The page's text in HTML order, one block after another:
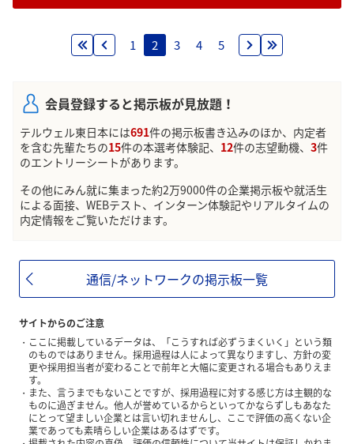
1 2 3 4 5
会員登録すると掲示板が見放題！
テルウェル東日本には691件の掲示板書き込みのほか、内定者
を含む先輩たちの15件の本選考体験記、 12件の志望動機、 3件
のエントリーシートがあります。
その他にみん就に集まった約2万9000件の企業掲示板や就活生
による面接、WEBテスト、インターン体験記やリアルタイムの
内定情報をご覧いただけます。
通信/ネットワークの掲示板一覧
サイトからのご注意
ここに掲載しているデータは、「こうすれば必ずうまくいく」という類
のものではありません。採用過程は人によって異なりますし、方針の変
更や採用担当者が変わることで前年と大幅に変更される場合もありえま
す。
また、言うまでもないことですが、採用過程に対する感じ方は主観的な
ものに過ぎません。他人が誉めているからといってかならずしもあなた
にとって望ましい企業とは言い切れませんし、ここで評価の高くない企
業であっても素晴らしい企業はあるはずです。